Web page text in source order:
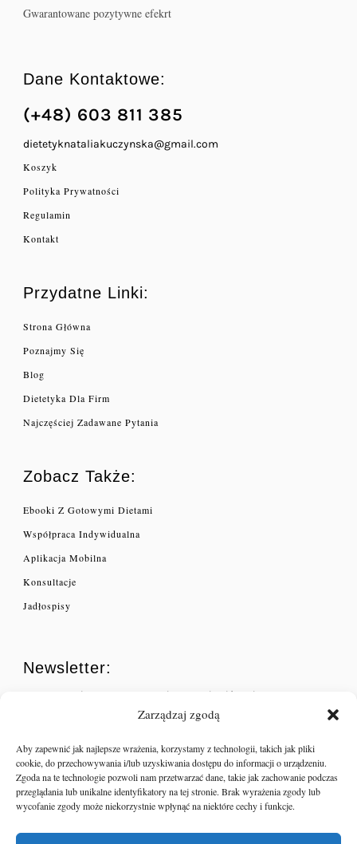
Zarządzaj zgodą
Aby zapewnić jak najlepsze wrażenia, korzystamy z technologii, takich jak pliki
cookie, do przechowywania i/lub uzyskiwania dostępu do informacji o urządzeniu.
Zgoda na te technologie pozwoli nam przetwarzać dane, takie jak zachowanie podczas
przeglądania lub unikalne identyfikatory na tej stronie. Brak wyrażenia zgody lub
wycofanie zgody może niekorzystnie wpłynąć na niektóre cechy i funkcje.
Gwarantowane pozytywne efekrt
Dane Kontaktowe:
(+48) 603 811 385
dietetyknataliakuczynska@gmail.com
Koszyk
Polityka Prywatności
Regulamin
Kontakt
Przydatne Linki:
Strona Główna
Poznajmy Się
Blog
Dietetyka Dla Firm
Najczęściej Zadawane Pytania
Zobacz Także:
Ebooki Z Gotowymi Dietami
Współpraca Indywidualna
Aplikacja Mobilna
Konsultacje
Jadłospisy
Newsletter:
Zapisz się do naszego newslettera i bądź na bieżąco!